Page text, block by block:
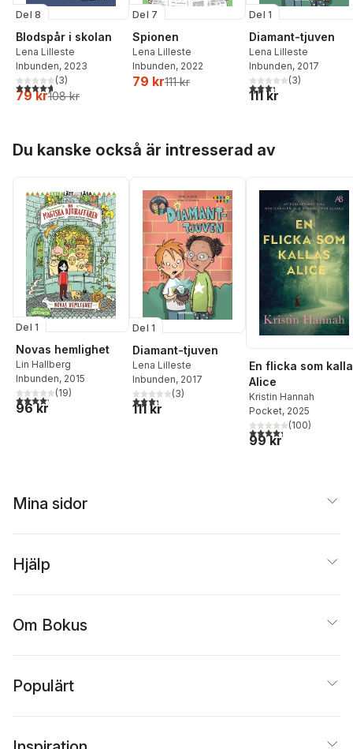
Del 8
Blodspår i skolan
Lena Lilleste
Inbunden, 2023
4,7utav 5 stjärnor. Totalt antal röster:
(3)
79 kr108 kr
Del 7
Spionen
Lena Lilleste
Inbunden, 2022
79 kr111 kr
Del 1
Diamant-tjuven
Lena Lilleste
Inbunden, 2017
3,3utav 5 stjärnor.
(3)
111 kr
Du kanske också är intresserad av
Del 1
Novas hemlighet
Lin Hallberg
Inbunden, 2015
4,2utav 5 stjärnor. Totalt antal röster:
(19)
96 kr
Del 1
Diamant-tjuven
Lena Lilleste
Inbunden, 2017
3,3utav 5 stjärnor. Totalt antal röster:
(3)
111 kr
En flicka som
Alice
Kristin Hannah
Pocket, 2025
4,3utav 5 stjärnor.
(100)
99 kr
Mina sidor
Hjälp
Om Bokus
Populärt